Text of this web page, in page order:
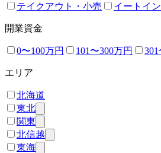
テイクアウト・小売 イートイ
開業資金
0〜100万円 101〜300万円 301
エリア
北海道
東北
関東
北信越
東海